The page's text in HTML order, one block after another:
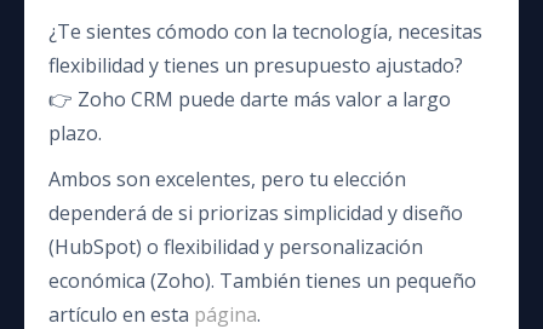
¿Te sientes cómodo con la tecnología, necesitas
flexibilidad y tienes un presupuesto ajustado?
👉 Zoho CRM puede darte más valor a largo
plazo.
Ambos son excelentes, pero tu elección
dependerá de si priorizas simplicidad y diseño
(HubSpot) o flexibilidad y personalización
económica (Zoho). También tienes un pequeño
artículo en esta página.